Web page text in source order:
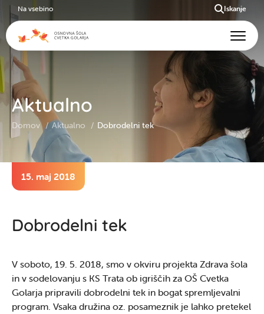
Aktualno
Domov Aktualno Dobrodelni tek
15. maj 2018
Dobrodelni tek
V soboto, 19. 5. 2018, smo v okviru projekta Zdrava šola
in v sodelovanju s KS Trata ob igriščih za OŠ Cvetka
Golarja pripravili dobrodelni tek in bogat spremljevalni
program. Vsaka družina oz. posameznik je lahko pretekel
Na vsebino Iskanje